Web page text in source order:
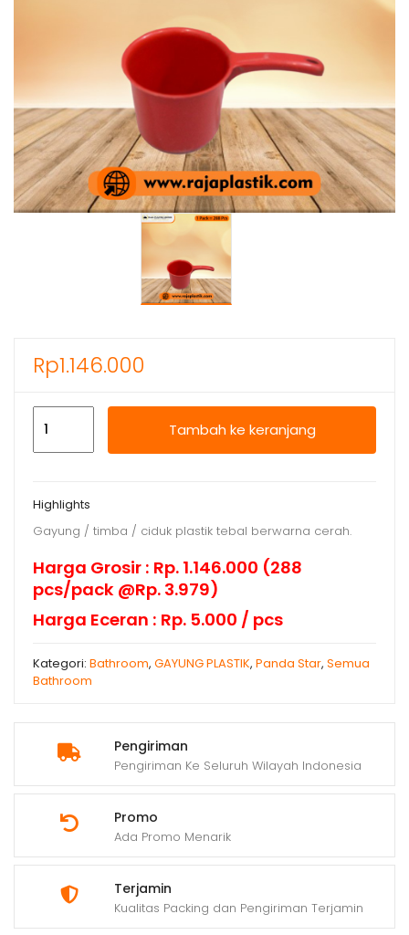
Pengiriman
Pengiriman Ke Seluruh Wilayah Indonesia
Promo
Ada Promo Menarik
Terjamin
Kualitas Packing dan Pengiriman Terjamin
Rp1.146.000
Dx
Tambah ke keranjang
Highlights
Gayung / timba / ciduk plastik tebal berwarna cerah.
Harga Grosir : Rp. 1.146.000 (288
pcs/pack @Rp. 3.979)
Harga Eceran : Rp. 5.000 / pcs
Kategori: Bathroom, GAYUNG PLASTIK, Panda Star, Semua
Bathroom